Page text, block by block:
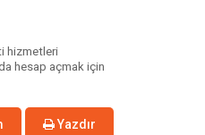
hizmetleri
hesap açmak için
Yazdır